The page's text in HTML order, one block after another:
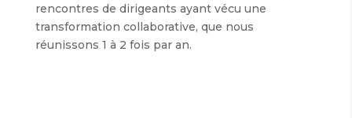
rencontres de dirigeants ayant vécu une
transformation collaborative, que nous
réunissons 1 à 2 fois par an.